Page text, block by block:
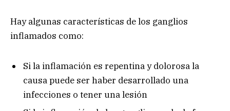
Hay algunas características de los ganglios
inflamados como:
Si la inflamación es repentina y dolorosa la
causa puede ser haber desarrollado una
infecciones o tener una lesión